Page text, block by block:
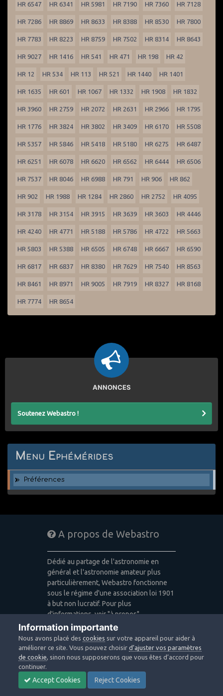
HR 6547 HR 6341 HR 5981 HR 7190 HR 7360 HR 7128
HR 7286 HR 8869 HR 8633 HR 8388 HR 8530 HR 7800
HR 7783 HR 8223 HR 8759 HR 7502 HR 8314 HR 8643
HR 9027 HR 1416 HR 541 HR 471 HR 198 HR 42
HR 12 HR 534 HR 113 HR 521 HR 1440 HR 1401
HR 1635 HR 601 HR 1067 HR 1332 HR 1908 HR 1832
HR 3960 HR 2759 HR 2072 HR 2631 HR 2966 HR 1795
HR 1776 HR 3824 HR 3802 HR 3409 HR 6170 HR 5508
HR 5357 HR 5846 HR 5418 HR 5180 HR 6275 HR 6487
HR 6251 HR 6078 HR 6620 HR 6562 HR 6444 HR 6506
HR 7537 HR 8046 HR 6988 HR 791 HR 906 HR 862
HR 902 HR 1988 HR 1284 HR 2860 HR 2752 HR 4095
HR 3178 HR 3154 HR 3915 HR 3639 HR 3603 HR 4446
HR 4240 HR 4771 HR 5188 HR 5786 HR 4722 HR 5663
HR 5803 HR 5388 HR 6505 HR 6748 HR 6667 HR 6590
HR 6817 HR 6837 HR 8380 HR 7629 HR 7540 HR 8563
HR 8461 HR 8971 HR 9005 HR 7919 HR 8327 HR 8168
HR 7774 HR 8654
ANNONCES
Soutenez Webastro !
Menu Ephémérides
Préférences
A propos de Webastro
Dédié au partage de l'astronomie en
général et l'astronomie amateur plus
particulièrement, Webastro fonctionne
sous le régime d'une association loi 1901
à but non lucratif. Pour plus
d'informations, voir "à propos".
Publicité: pas de publicité
Icons made byFreepik,Alessio Atzeni,
Pixel Buddha,Icon Pondfrom
www.flaticon.comis licensed by CC 3.0
BY
Design images: Courtesy NASA/JPL-
Information importante
Nous avons placé descookies sur votre appareil pour aider à
améliorer ce site. Vous pouvez choisird’ajuster vos paramètres
de cookie, sinon nous supposerons que vous êtes d’accord pour
continuer.
Accept Cookies Reject Cookies